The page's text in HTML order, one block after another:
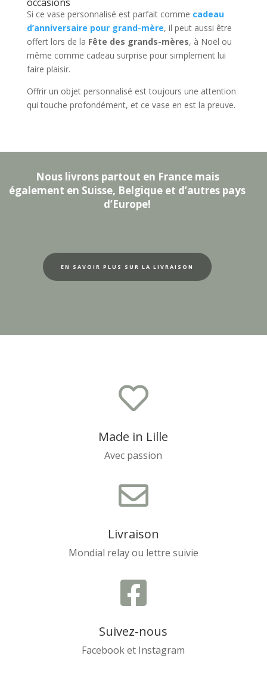
Si ce vase personnalisé est parfait comme cadeau
d’anniversaire pour grand-mère, il peut aussi être
offert lors de la Fête des grands-mères, à Noël ou
même comme cadeau surprise pour simplement lui
faire plaisir.
Offrir un objet personnalisé est toujours une attention
qui touche profondément, et ce vase en est la preuve.
Nous livrons partout en France mais
également en Suisse, Belgique et d’autres pays
d’Europe!
EN SAVOIR PLUS SUR LA LIVRAISON

Made in Lille
Avec passion

Livraison
Mondial relay ou lettre suivie

Suivez-nous
Facebook et Instagram